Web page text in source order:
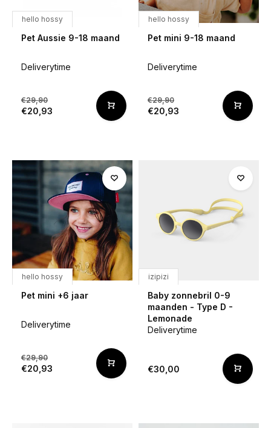
hello hossy
Pet Aussie 9-18 maand
Deliverytime
€29,90
€20,93
hello hossy
Pet mini 9-18 maand
Deliverytime
€29,90
€20,93
hello hossy
Pet mini +6 jaar
Deliverytime
€29,90
€20,93
izipizi
Baby zonnebril 0-9
maanden - Type D -
Lemonade
Deliverytime
€30,00